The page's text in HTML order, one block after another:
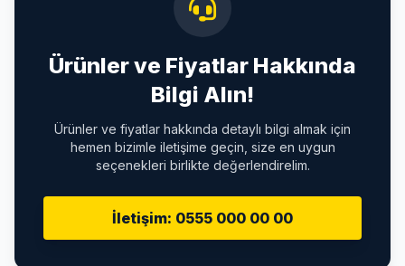
Ürünler ve Fiyatlar Hakkında
Bilgi Alın!
Ürünler ve fiyatlar hakkında detaylı bilgi almak için
hemen bizimle iletişime geçin, size en uygun
seçenekleri birlikte değerlendirelim.
İletişim: 0555 000 00 00